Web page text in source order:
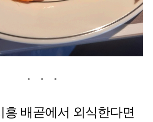
흥 배곧에서 외식한다면